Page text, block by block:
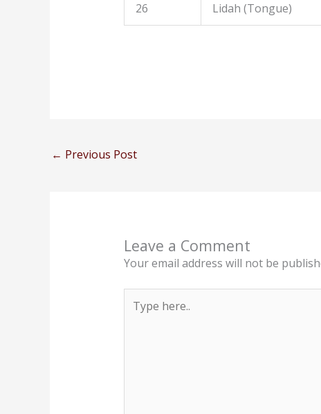
26 Lidah (Tongue)
← Previous Post
Leave a Comment
Your email address will not be
here..